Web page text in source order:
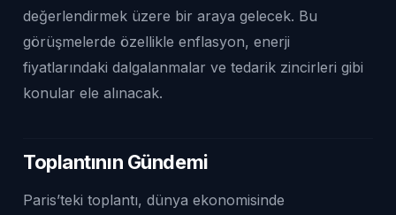
değerlendirmek üzere bir araya gelecek. Bu
görüşmelerde özellikle enflasyon, enerji
fiyatlarındaki dalgalanmalar ve tedarik zincirleri gibi
konular ele alınacak.
Toplantının Gündemi
Paris’teki toplantı, dünya ekonomisinde